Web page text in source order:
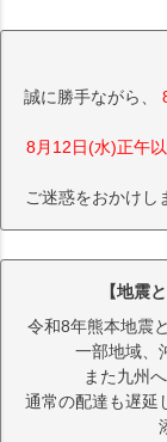
誠に勝手ながら、
8月12日(水)正午
ご迷惑をおかけし
【地震
令和8年熊本地震
一部地域、
また九州
通常の配達も遅延